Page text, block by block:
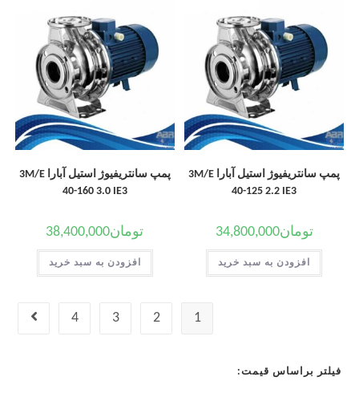
پمپ سانتریفیوژ استیل آبارا 3M/E
40-125 2.2 IE3
تومان34,800,000
افزودن به سبد خرید
پمپ سانتریفیوژ استیل آبارا 3M/E
40-160 3.0 IE3
تومان38,400,000
افزودن به سبد خرید
1
2
3
4
فیلتر براساس قیمت: